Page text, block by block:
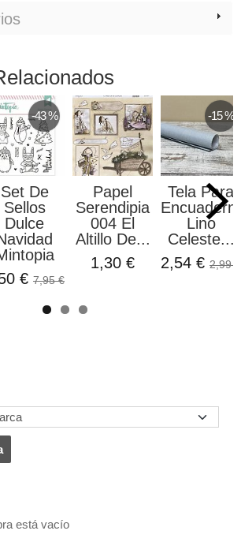
está vacío
-43 %
Set De
Sellos
Dulce
€ 7,95 €
Papel
Serendipia
004 El
Altillo De...
1,30 €
-15 %
Tela Para
Lino
Celeste...
2,54 € 2,99 €